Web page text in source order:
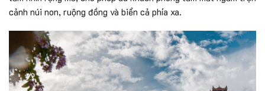
cảnh núi non, ruộng đồng và biển cả phía xa.